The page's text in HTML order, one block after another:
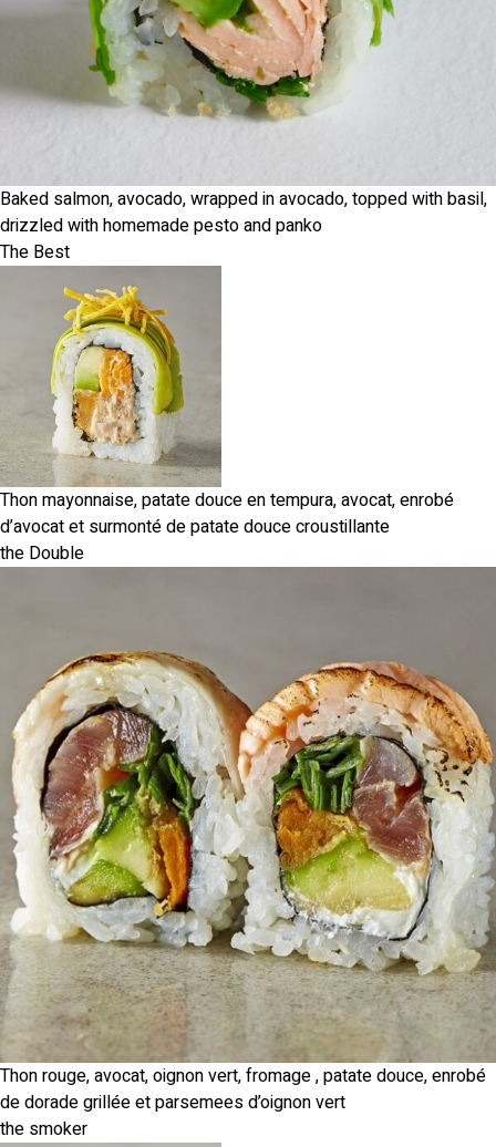
Baked salmon, avocado, wrapped in avocado, topped with basil,
drizzled with homemade pesto and panko
The Best
Thon mayonnaise, patate douce en tempura, avocat, enrobé
d’avocat et surmonté de patate douce croustillante
the Double
Thon rouge, avocat, oignon vert, fromage , patate douce, enrobé
de dorade grillée et parsemees d’oignon vert
the smoker